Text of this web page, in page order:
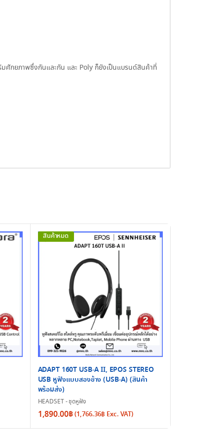
ศักยภาพซึ่งกันและกัน และ Poly ก็ยังเป็นแบรนด์สินค้าที่
สินค้าหมด
ADAPT 160T USB-A II, EPOS STEREO
USB หูฟังแบบสองข้าง (USB-A) (สินค้า
พร้อมส่ง)
HEADSET - ชุดหูฟัง
1,890.00฿(1,766.36฿ Exc. VAT)